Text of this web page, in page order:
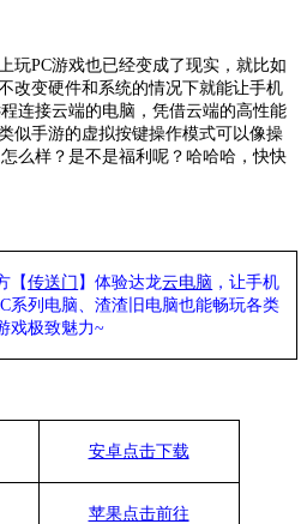
玩PC游戏也已经变成了现实，就比如
改变硬件和系统的情况下就能让手机
连接云端的电脑，凭借云端的高性能
似手游的虚拟按键操作模式可以像操
么样？是不是福利呢？哈哈哈，快快
【传送门 】体验达龙云电脑 ，让手机
系列电脑、渣渣旧电脑也能畅玩各类
戏极致魅力~
安卓点击下载
苹果点击前往